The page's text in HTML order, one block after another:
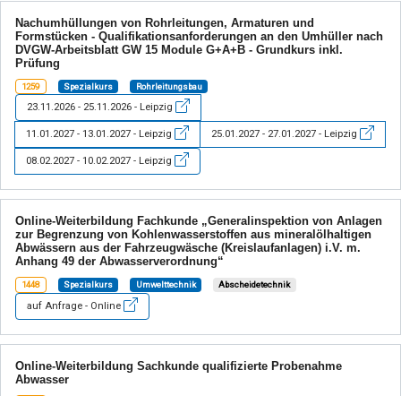
Nachumhüllungen von Rohrleitungen, Armaturen und
Formstücken - Qualifikationsanforderungen an den Umhüller nach
DVGW-Arbeitsblatt GW 15 Module G+A+B - Grundkurs inkl.
Prüfung
1259 Spezialkurs Rohrleitungsbau
23.11.2026 - 25.11.2026 - Leipzig
11.01.2027 - 13.01.2027 - Leipzig 25.01.2027 - 27.01.2027 - Leipzig
08.02.2027 - 10.02.2027 - Leipzig
Online-Weiterbildung Fachkunde „Generalinspektion von Anlagen
zur Begrenzung von Kohlenwasserstoffen aus mineralölhaltigen
Abwässern aus der Fahrzeugwäsche (Kreislaufanlagen) i.V. m.
Anhang 49 der Abwasserverordnung“
1448 Spezialkurs Umwelttechnik Abscheidetechnik
auf Anfrage - Online
Online-Weiterbildung Sachkunde qualifizierte Probenahme
Abwasser